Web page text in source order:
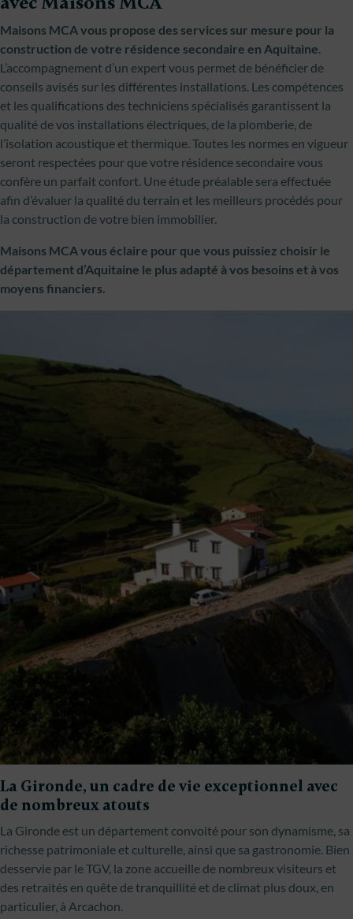
Maisons MCA vous propose des services sur mesure pour la
construction de votre résidence secondaire en Aquitaine.
L’accompagnement d’un expert vous permet de bénéficier de
conseils avisés sur les différentes installations. Les compétences
et les qualifications des techniciens spécialisés garantissent la
qualité de vos installations électriques, de la plomberie, de
l’isolation acoustique et thermique. Toutes les normes en vigueur
seront respectées pour que votre résidence secondaire vous
confère un parfait confort. Une étude préalable sera effectuée
afin d’évaluer la qualité du terrain et les meilleurs procédés pour
la construction de votre bien immobilier.
Maisons MCA vous éclaire pour que vous puissiez choisir le
département d’Aquitaine le plus adapté à vos besoins et à vos
moyens financiers.
La Gironde, un cadre de vie exceptionnel avec
de nombreux atouts
La Gironde est un département convoité pour son dynamisme, sa
richesse patrimoniale et culturelle, ainsi que sa gastronomie. Bien
desservie par le TGV, la zone accueille de nombreux visiteurs et
des retraités en quête de tranquillité et de climat plus doux, en
particulier, à Arcachon.